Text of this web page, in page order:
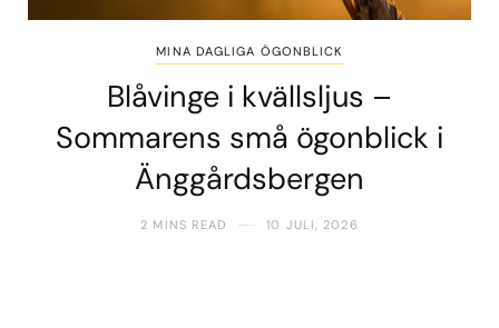
MINA DAGLIGA ÖGONBLICK
Blåvinge i kvällsljus –
Sommarens små ögonblick i
Änggårdsbergen
2 MINS READ 10 JULI, 2026